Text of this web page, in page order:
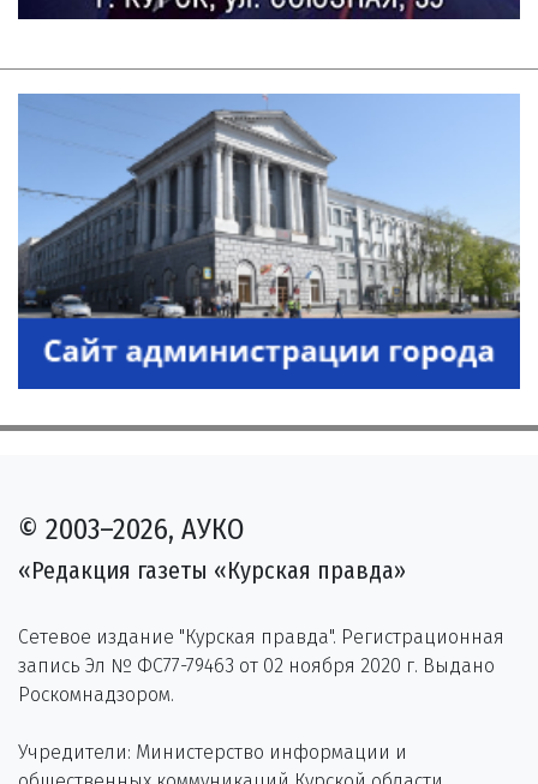
© 2003–2026, АУКО
«Редакция газеты «Курская правда»
Сетевое издание "Курская правда". Регистрационная
запись Эл № ФС77-79463 от 02 ноября 2020 г. Выдано
Роскомнадзором.
Учредители: Министерство информации и